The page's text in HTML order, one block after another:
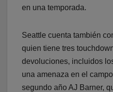
en una temporada.
Seattle cuenta también
quien tiene tres
devoluciones, incluidos
una amenaza en el
segundo año AJ Barner,